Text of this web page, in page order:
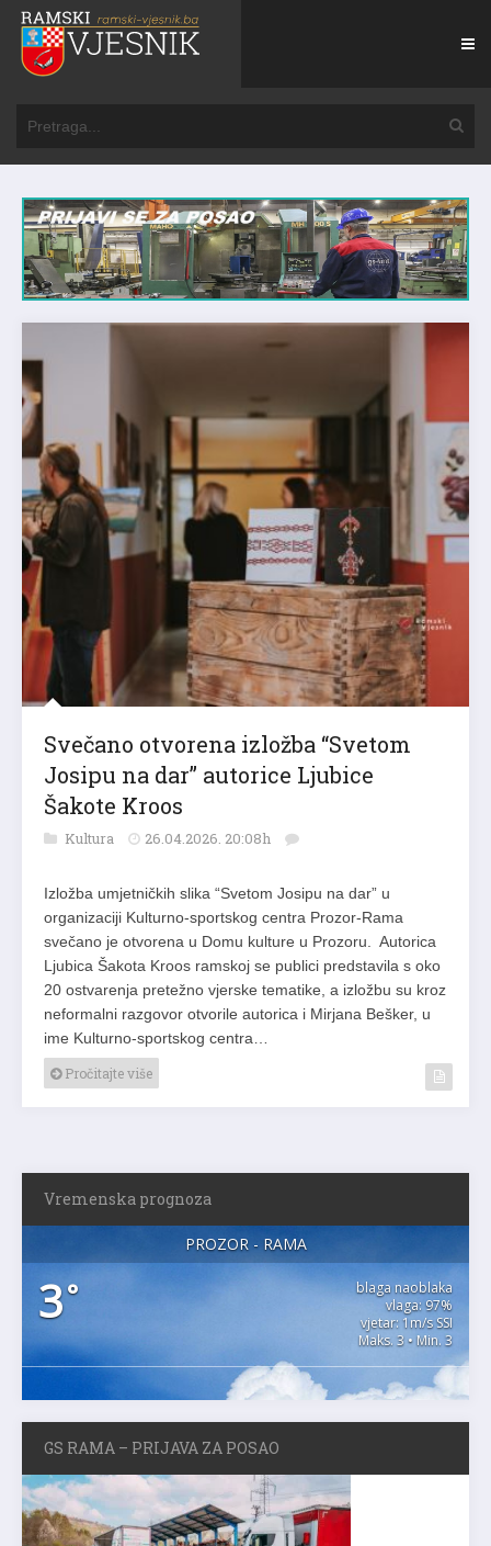
Svečano otvorena izložba “Svetom
Josipu na dar” autorice Ljubice
Šakote Kroos
Kultura 26.04.2026. 20:08h
Izložba umjetničkih slika “Svetom Josipu na dar” u
organizaciji Kulturno-sportskog centra Prozor-Rama
svečano je otvorena u Domu kulture u Prozoru. Autorica
Ljubica Šakota Kroos ramskoj se publici predstavila s oko
20 ostvarenja pretežno vjerske tematike, a izložbu su kroz
neformalni razgovor otvorile autorica i Mirjana Bešker, u
ime Kulturno-sportskog centra…
Pročitajte više
Vremenska prognoza
PROZOR - RAMA
3°
blaga naoblaka
vlaga: 97%
vjetar: 1m/s SSI
Maks. 3 • Min. 3
GS RAMA – PRIJAVA ZA POSAO